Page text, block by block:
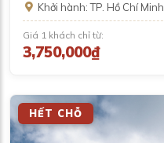
Khởi hành: TP. Hồ Chí Minh
Giá 1 khách chỉ từ:
3,750,000₫
HẾT CHỖ